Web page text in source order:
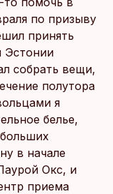
по призыву
принять
Эстонии
собрать вещи,
полутора
я
белье,
в начале
Окс, и
приема